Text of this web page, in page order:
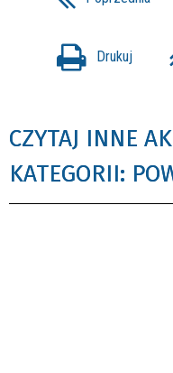
Drukuj
CZYTAJ INNE
KATEGORII: